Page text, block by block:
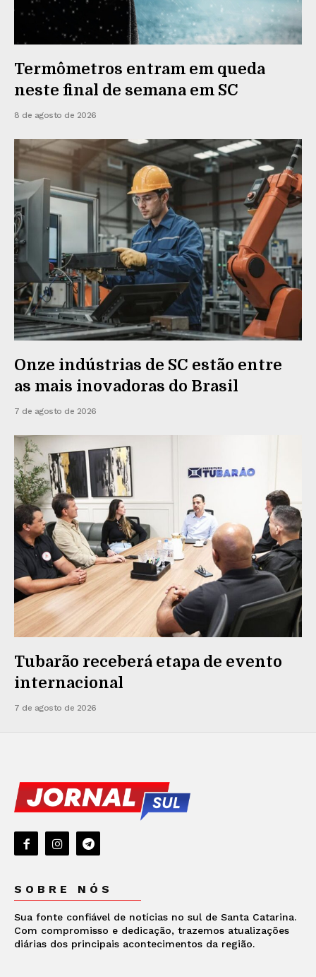
Termômetros entram em queda
neste final de semana em SC
8 de agosto de 2026
Onze indústrias de SC estão entre
as mais inovadoras do Brasil
7 de agosto de 2026
Tubarão receberá etapa de evento
internacional
7 de agosto de 2026
SOBRE NÓS
Sua fonte confiável de notícias no sul de Santa Catarina.
Com compromisso e dedicação, trazemos atualizações
diárias dos principais acontecimentos da região.